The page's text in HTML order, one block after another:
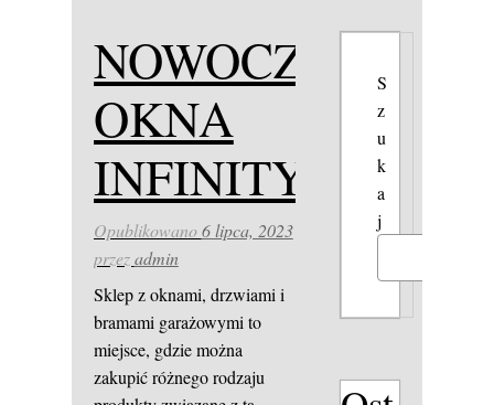
NOWOCZESNE
OKNA
INFINITY
Opublikowano6 lipca, 2023
przezadmin
Sklep z oknami, drzwiami i
bramami garażowymi to
miejsce, gdzie można
zakupić różnego rodzaju
S
z
u
k
a
j